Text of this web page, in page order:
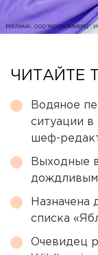
ЧИТАЙТЕ
Водяное
ситуации
шеф-
Выходные
Назначена
списка
Очевидец